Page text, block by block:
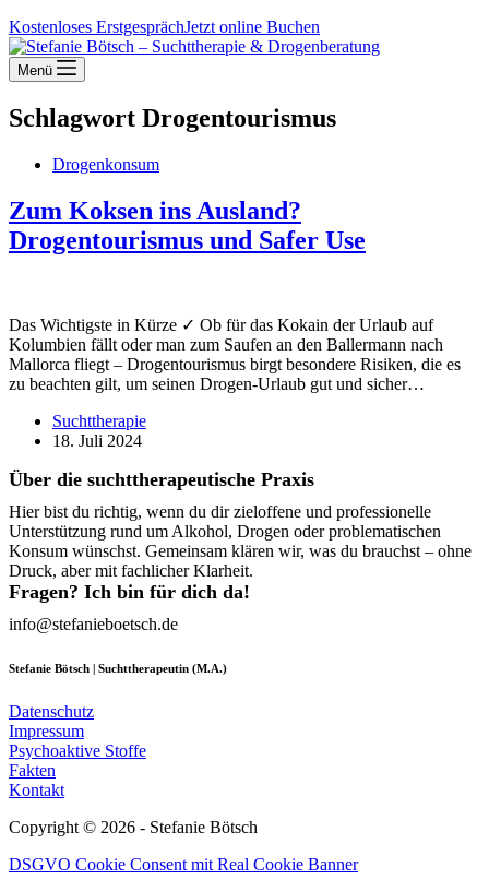
Kostenloses ErstgesprächJetzt online Buchen
Menü
Schlagwort Drogentourismus
Drogenkonsum
Zum Koksen ins Ausland?
Drogentourismus und Safer Use
Das Wichtigste in Kürze ✓ Ob für das Kokain der Urlaub auf
Kolumbien fällt oder man zum Saufen an den Ballermann nach
Mallorca fliegt – Drogentourismus birgt besondere Risiken, die es
zu beachten gilt, um seinen Drogen-Urlaub gut und sicher…
Suchttherapie
18. Juli 2024
Über die suchttherapeutische Praxis
Hier bist du richtig, wenn du dir zieloffene und professionelle
Unterstützung rund um Alkohol, Drogen oder problematischen
Konsum wünschst. Gemeinsam klären wir, was du brauchst – ohne
Druck, aber mit fachlicher Klarheit.
Fragen? Ich bin für dich da!
info@stefanieboetsch.de
Stefanie Bötsch | Suchttherapeutin (M.A.)
Datenschutz
Impressum
Psychoaktive Stoffe
Fakten
Kontakt
Copyright © 2026 - Stefanie Bötsch
DSGVO Cookie Consent mit Real Cookie Banner